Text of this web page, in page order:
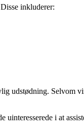
inkluderer:
udstødning. Selvom
i at